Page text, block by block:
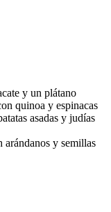
y un plátano
quinoa y espinacas
asadas y judías
arándanos y semillas